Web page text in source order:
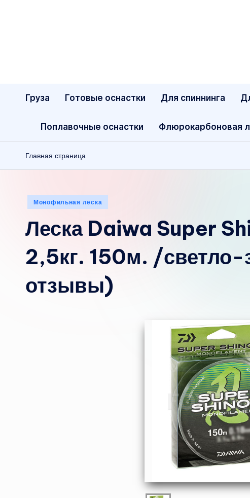
Груза Готовые оснастки Для спиннинга
Поплавочные оснастки Флюрокарбоновая
Главная страница
Опубликовано
Монофильная леска
Леска Daiwa Super
2,5кг. 150м. /
отзывы)